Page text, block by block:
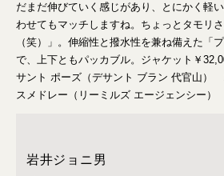
だまだ伸びていく感じがあり、とにかく軽
わせてもマッチしますね。ちょっとタモリ
（笑）」。伸縮性と撥水性を兼ね備えた「
で、上下ともパッカブル。ジャケット￥
サント ポーズ（デサント ブラン 代官山）
スメドレー（リーミルズ エージェンシー）
岩井ジョニ男